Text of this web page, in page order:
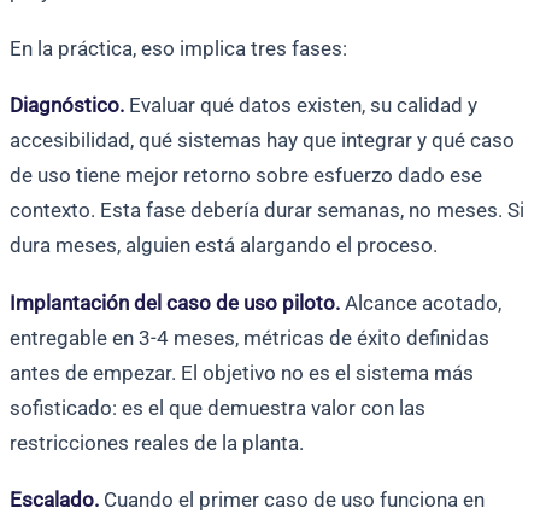
En la práctica, eso implica tres fases:
Diagnóstico. Evaluar qué datos existen, su calidad y
accesibilidad, qué sistemas hay que integrar y qué caso
de uso tiene mejor retorno sobre esfuerzo dado ese
contexto. Esta fase debería durar semanas, no meses. Si
dura meses, alguien está alargando el proceso.
Implantación del caso de uso piloto. Alcance acotado,
entregable en 3-4 meses, métricas de éxito definidas
antes de empezar. El objetivo no es el sistema más
sofisticado: es el que demuestra valor con las
restricciones reales de la planta.
Escalado. Cuando el primer caso de uso funciona en